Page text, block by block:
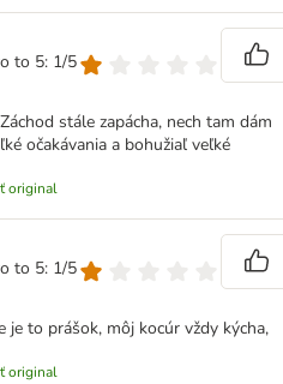
to 5: 1/5
stále zapácha, nech tam dám
očakávania a bohužiaľ veľké
original
to 5: 1/5
je to prášok, môj kocúr vždy kýcha,
original